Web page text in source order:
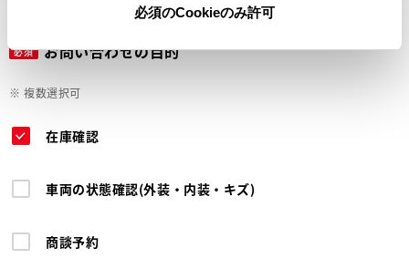
必須のCookieのみ許可
必須 お問い合わせの目的
※ 複数選択可
在庫確認
車両の状態確認(外装・内装・キズ)
商談予約